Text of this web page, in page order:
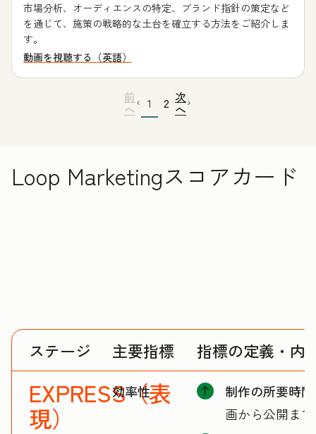
市場分析、オーディエンスの特定、ブランド指針の策定など
を通じて、施策の戦略的な土台を確立する方法をご紹介しま
す。
動画を視聴する（英語）
前
へ 1 2 次
へ
Loop Marketingスコアカード
ステージ 主要指標 指標の定義・内
EXPRESS（表
現）
効率性 制作の所要時間
画から公開ま